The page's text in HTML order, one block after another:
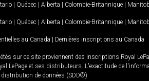
| Québec | Alberta | Colombie-Britannique |
| Québec | Alberta | Colombie-Britannique |
au Canada | Dernières inscriptions au Canada
sur ce site proviennent des inscriptions Royal
LePage et ses distributeurs. L'exactitude de
de données (SDD®).